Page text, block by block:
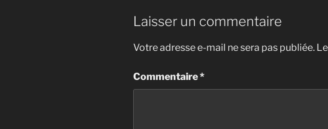
Laisser un commentaire
Votre adresse e-mail ne sera pas publiée.
Commentaire*